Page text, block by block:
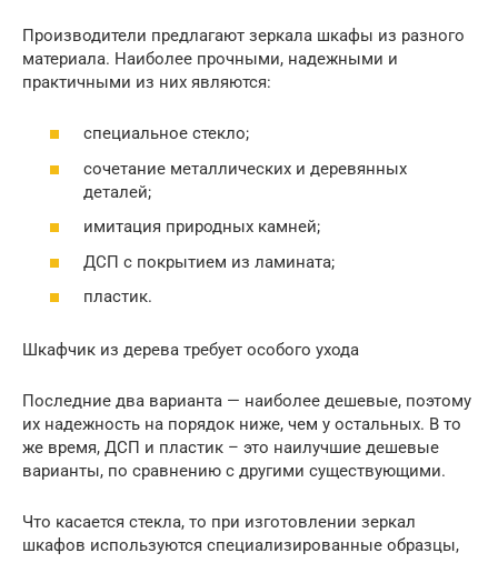
Производители предлагают зеркала шкафы из разного
материала. Наиболее прочными, надежными и
практичными из них являются:
специальное стекло;
сочетание металлических и деревянных
деталей;
имитация природных камней;
ДСП с покрытием из ламината;
пластик.
Шкафчик из дерева требует особого ухода
Последние два варианта — наиболее дешевые, поэтому
их надежность на порядок ниже, чем у остальных. В то
же время, ДСП и пластик – это наилучшие дешевые
варианты, по сравнению с другими существующими.
Что касается стекла, то при изготовлении зеркал
шкафов используются специализированные образцы,